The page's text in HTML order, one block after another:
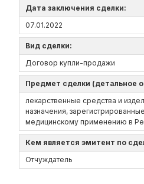
Дата заключения сделки:
07.01.2022
Вид сделки:
Договор купли-продажи
Предмет сделки (детальное
лекарственные средства и
назначения,
медицинскому применению в
Кем является эмитент по
Отчуждатель